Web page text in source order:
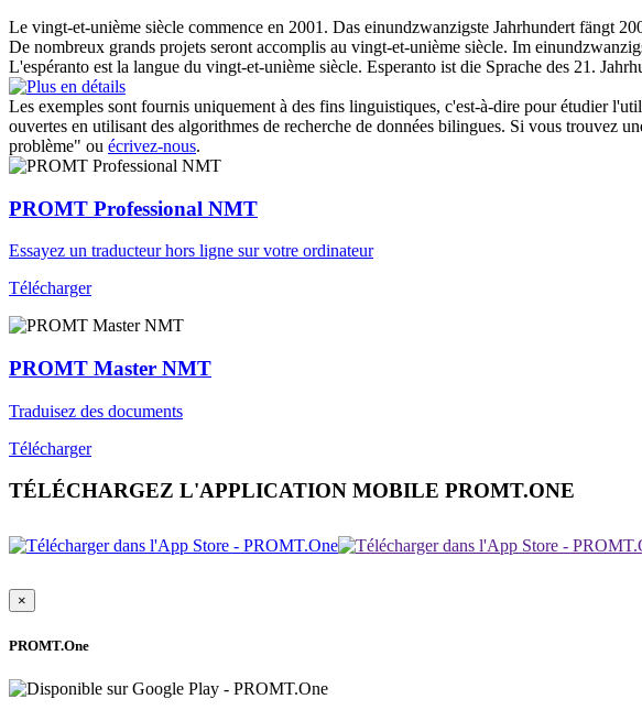
Le vingt-et-unième siècle commence en 2001. Das einundzwanzigste Jahrhundert fängt
De nombreux grands projets seront accomplis au vingt-et-unième siècle. Im
L'espéranto est la langue du vingt-et-unième siècle. Esperanto ist die Sprache des 21.
Les exemples sont fournis uniquement à des fins linguistiques, c'est-à-dire pour étudier
ouvertes en utilisant des algorithmes de recherche de données bilingues. Si vous trouvez
problème" ou écrivez-nous.
PROMT Professional NMT
Essayez un traducteur hors ligne sur votre ordinateur
Télécharger
PROMT Master NMT
Traduisez des documents
Télécharger
TÉLÉCHARGEZ L'APPLICATION MOBILE PROMT.ONE
×
PROMT.One